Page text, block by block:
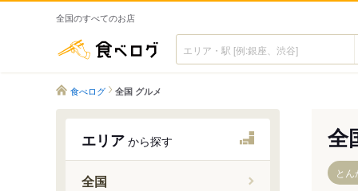
全国のすべてのお店
食べログ
食べログ 全国 グルメ
エリア から探す
全国
全
と